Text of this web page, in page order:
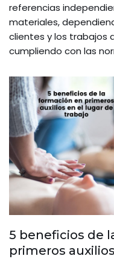
referencias
materiales,
clientes y los trabajos
cumpliendo con las
5 beneficios de
primeros